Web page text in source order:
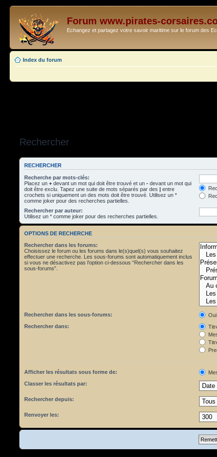
Forum www.pirates-
Echangez et partagez votre savoir maritime sur le forum des
Index du forum
Rechercher
RECHERCHER
Recherche par mots-clés:
Placez un + devant un mot qui doit être trouvé et un - devant un mot qui
doit être exclu. Tapez une suite de mots séparés par des | entre
crochets si uniquement un des mots doit être trouvé. Utilisez un *
comme joker pour des recherches partielles.
Rechercher par auteur:
Utilisez un * comme joker pour des recherches partielles.
OPTIONS DE RECHERCHE
Rechercher dans les forums:
Choisissez le forum ou les forums dans le(s)quel(s) vous souhaitez
effectuer une recherche. Les sous-forums sont automatiquement inclus
si vous ne désactivez pas l’option ci-dessous “Rechercher dans les
sous-forums”.
Rechercher dans les sous-forums:
Oui
Rechercher dans:
Afficher les résultats sous forme de:
Classer les résultats par:
Rechercher depuis:
Renvoyer les: